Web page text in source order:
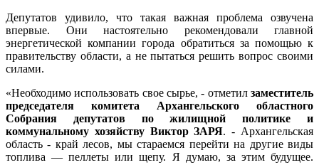
Депутатов удивило, что такая важная проблема озвучена
впервые. Они настоятельно рекомендовали главной
энергетической компании города обратиться за помощью к
правительству области, а не пытаться решить вопрос своими
силами.
«Необходимо использовать свое сырье, - отметил заместитель
председателя комитета Архангельского областного
Собрания депутатов по жилищной политике и
коммунальному хозяйству Виктор ЗАРЯ. - Архангельская
область - край лесов, мы стараемся перейти на другие виды
топлива — пеллеты или щепу. Я думаю, за этим будущее.